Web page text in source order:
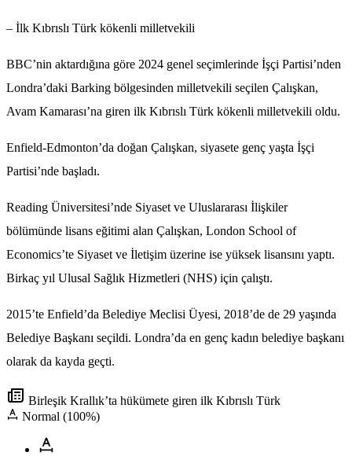
– İlk Kıbrıslı Türk kökenli milletvekili
BBC’nin aktardığına göre 2024 genel seçimlerinde İşçi Partisi’nden
Londra’daki Barking bölgesinden milletvekili seçilen Çalışkan,
Avam Kamarası’na giren ilk Kıbrıslı Türk kökenli milletvekili oldu.
Enfield-Edmonton’da doğan Çalışkan, siyasete genç yaşta İşçi
Partisi’nde başladı.
Reading Üniversitesi’nde Siyaset ve Uluslararası İlişkiler
bölümünde lisans eğitimi alan Çalışkan, London School of
Economics’te Siyaset ve İletişim üzerine ise yüksek lisansını yaptı.
Birkaç yıl Ulusal Sağlık Hizmetleri (NHS) için çalıştı.
2015’te Enfield’da Belediye Meclisi Üyesi, 2018’de de 29 yaşında
Belediye Başkanı seçildi. Londra’da en genç kadın belediye başkanı
olarak da kayda geçti.
Birleşik Krallık’ta hükümete giren ilk Kıbrıslı Türk
Normal (100%)